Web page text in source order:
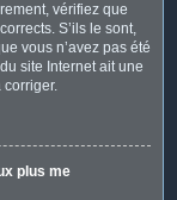
vérifiez que
S’ils le sont,
vous n’avez pas été
site Internet ait une
corriger.
plus me